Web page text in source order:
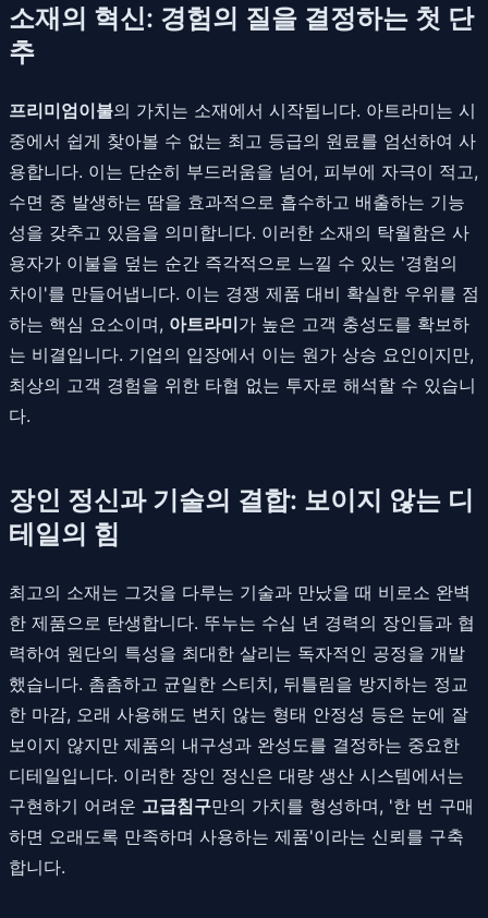
소재의 혁신: 경험의 질을 결정하는 첫 단
추
프리미엄이불의 가치는 소재에서 시작됩니다. 아트라미는 시
중에서 쉽게 찾아볼 수 없는 최고 등급의 원료를 엄선하여 사
용합니다. 이는 단순히 부드러움을 넘어, 피부에 자극이 적고,
수면 중 발생하는 땀을 효과적으로 흡수하고 배출하는 기능
성을 갖추고 있음을 의미합니다. 이러한 소재의 탁월함은 사
용자가 이불을 덮는 순간 즉각적으로 느낄 수 있는 '경험의
차이'를 만들어냅니다. 이는 경쟁 제품 대비 확실한 우위를 점
하는 핵심 요소이며, 아트라미가 높은 고객 충성도를 확보하
는 비결입니다. 기업의 입장에서 이는 원가 상승 요인이지만,
최상의 고객 경험을 위한 타협 없는 투자로 해석할 수 있습니
다.
장인 정신과 기술의 결합: 보이지 않는 디
테일의 힘
최고의 소재는 그것을 다루는 기술과 만났을 때 비로소 완벽
한 제품으로 탄생합니다. 뚜누는 수십 년 경력의 장인들과 협
력하여 원단의 특성을 최대한 살리는 독자적인 공정을 개발
했습니다. 촘촘하고 균일한 스티치, 뒤틀림을 방지하는 정교
한 마감, 오래 사용해도 변치 않는 형태 안정성 등은 눈에 잘
보이지 않지만 제품의 내구성과 완성도를 결정하는 중요한
디테일입니다. 이러한 장인 정신은 대량 생산 시스템에서는
구현하기 어려운 고급침구만의 가치를 형성하며, '한 번 구매
하면 오래도록 만족하며 사용하는 제품'이라는 신뢰를 구축
합니다.